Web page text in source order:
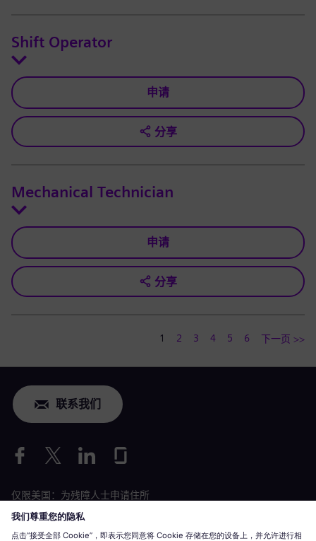
Shift Operator
申请
分享
Mechanical Technician
申请
分享
1 2 3 4 5 6 下一页 >>
联系我们
仅限美国：为残障人士申请住所
劳工情况申请